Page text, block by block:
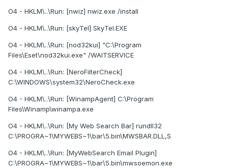
O4 - HKLM\..\Run: [nwiz] nwiz.exe /install
O4 - HKLM\..\Run: [skyTel] SkyTel.EXE
O4 - HKLM\..\Run: [nod32kui] "C:\Program
Files\Eset\nod32kui.exe" /WAITSERVICE
O4 - HKLM\..\Run: [NeroFilterCheck]
C:\WINDOWS\system32\NeroCheck.exe
O4 - HKLM\..\Run: [WinampAgent] C:\Program
Files\Winamp\winampa.exe
O4 - HKLM\..\Run: [My Web Search Bar] rundll32
C:\PROGRA~1\MYWEBS~1\bar\5.bin\MWSBAR.DLL,S
O4 - HKLM\..\Run: [MyWebSearch Email Plugin]
C:\PROGRA~1\MYWEBS~1\bar\5.bin\mwsoemon.exe